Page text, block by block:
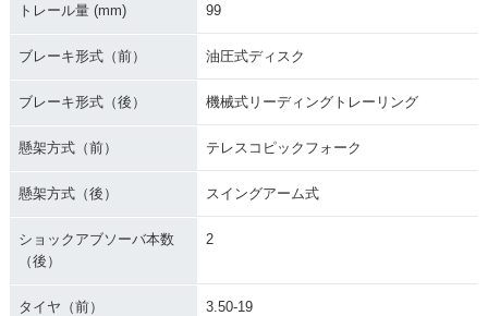
トレール量 (mm) 99
ブレーキ形式（前） 油圧式ディスク
ブレーキ形式（後） 機械式リーディングトレーリング
懸架方式（前） テレスコピックフォーク
懸架方式（後） スイングアーム式
ショックアブソーバ本数
（後）
2
タイヤ（前） 3.50-19